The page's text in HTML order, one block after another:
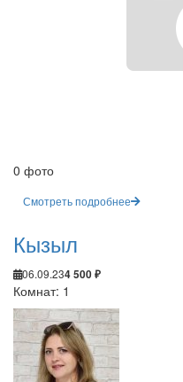
0 фото
Смотреть подробнее
Кызыл
06.09.234 500 ₽
Комнат: 1